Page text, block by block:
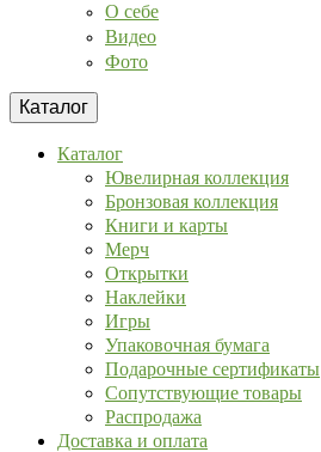
О себе
Видео
Фото
Каталог
Каталог
Ювелирная коллекция
Бронзовая коллекция
Книги и карты
Мерч
Открытки
Наклейки
Игры
Упаковочная бумага
Подарочные сертификаты
Сопутствующие товары
Распродажа
Доставка и оплата